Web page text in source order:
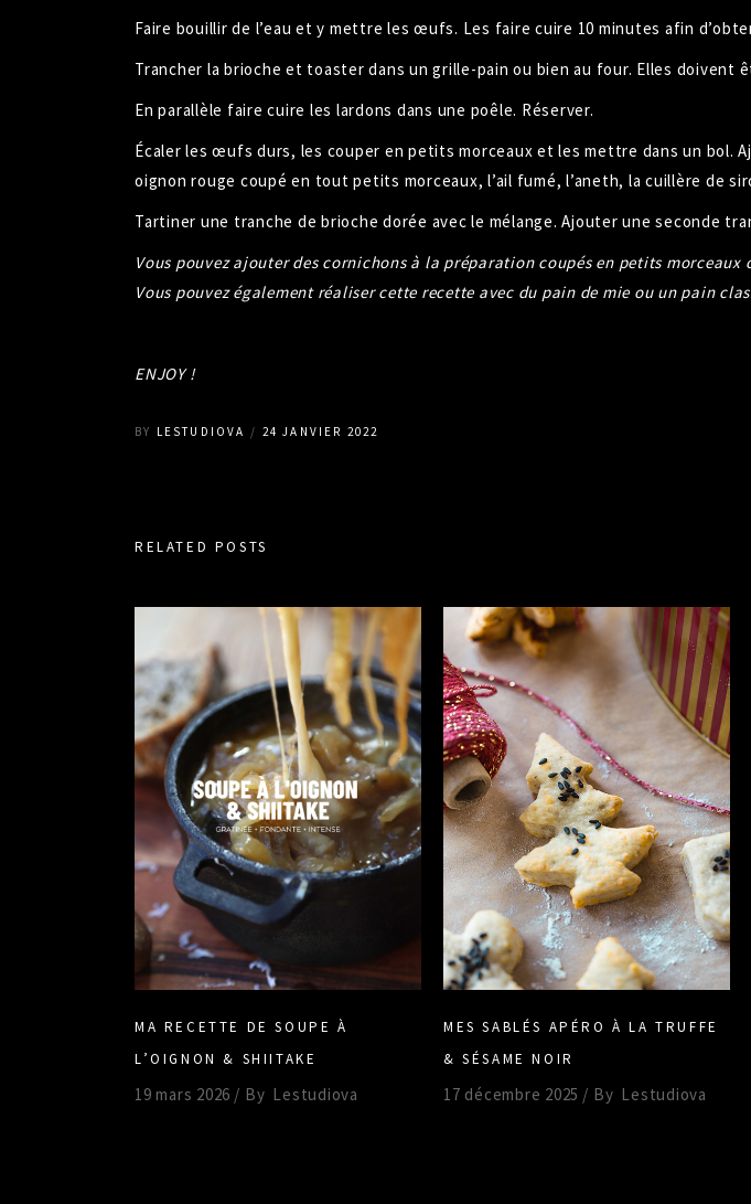
Faire bouillir de l’eau et y mettre les œufs. Les faire cuire 10 minutes afin
Trancher la brioche et toaster dans un grille-pain ou bien au four. Elles doivent
En parallèle faire cuire les lardons dans une poêle. Réserver.
Écaler lesœufs durs, les couper en petits morceaux et les mettre dans un bol.
oignon rouge coupé en tout petits morceaux, l’ail fumé, l’aneth, la cuillère de
Tartiner une tranche de brioche dorée avec le mélange. Ajouter une seconde
Vous pouvez ajouter des cornichons à la préparation coupés en petits morceaux
Vous pouvez également réaliser cette recette avec du pain de mie ou un pain
ENJOY !
BY LESTUDIOVA 24 JANVIER 2022
RELATED POSTS
MA RECETTE DE SOUPE À
L’OIGNON & SHIITAKE
19 mars 2026 By Lestudiova
MES SABLÉS APÉRO À LA TRUFFE
& SÉSAME NOIR
17 décembre 2025 By Lestudiova